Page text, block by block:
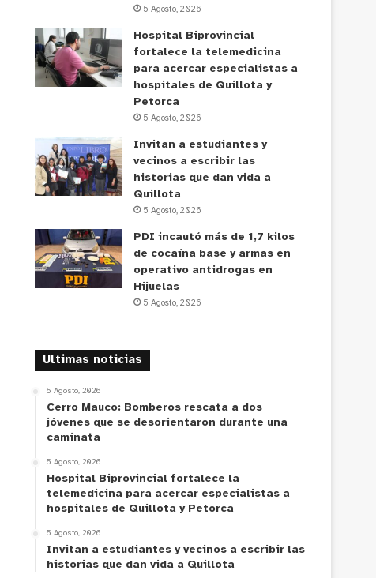
5 Agosto, 2026
Hospital Biprovincial
fortalece la telemedicina
para acercar especialistas a
hospitales de Quillota y
Petorca
5 Agosto, 2026
Invitan a estudiantes y
vecinos a escribir las
historias que dan vida a
Quillota
5 Agosto, 2026
PDI incautó más de 1,7 kilos
de cocaína base y armas en
operativo antidrogas en
Hijuelas
5 Agosto, 2026
Ultimas noticias
5 Agosto, 2026
Cerro Mauco: Bomberos rescata a dos
jóvenes que se desorientaron durante una
caminata
5 Agosto, 2026
Hospital Biprovincial fortalece la
telemedicina para acercar especialistas a
hospitales de Quillota y Petorca
5 Agosto, 2026
Invitan a estudiantes y vecinos a escribir las
historias que dan vida a Quillota